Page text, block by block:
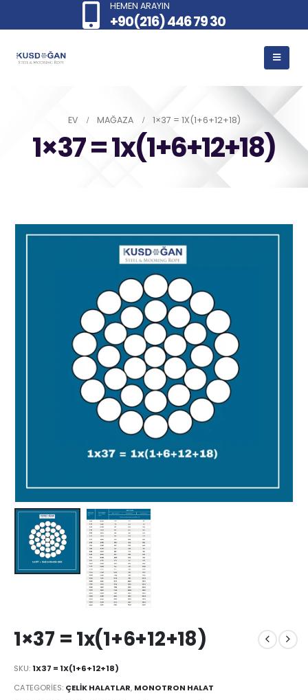
HEMEN ARAYIN
+90(216) 446 79 30
EV MAĞAZA 1×37 = 1X(1+6+12+18)
1×37 = 1x(1+6+12+18)
1×37 = 1x(1+6+12+18)
SKU:1X37 = 1X(1+6+12+18)
CATEGORIES: ÇELIK HALATLAR, MONOTRON HALAT